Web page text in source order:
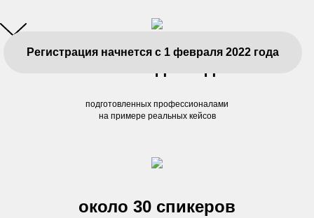
Регистрация начнется с 1 февраля 2022 года
подготовленных профессионалами
на примере реальных кейсов
около 30 спикеров